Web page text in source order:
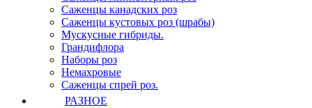
Саженцы канадских роз
Саженцы кустовых роз (шрабы)
Мускусные гибриды.
Грандифлора
Наборы роз
Немахровые
Саженцы спрей роз.
РАЗНОЕ